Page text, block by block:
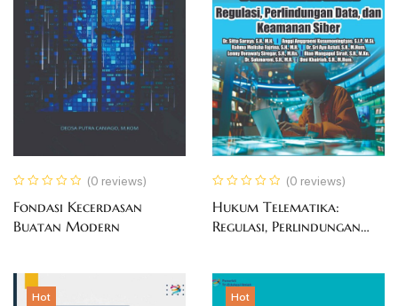
(0 reviews)
Fondasi Kecerdasan
Buatan Modern
(0 reviews)
Hukum Telematika:
Regulasi, Perlindungan
Hot Hot